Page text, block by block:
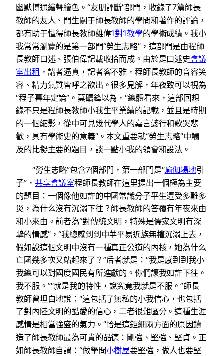
幽默博通繪聲繪色。“友朋評斷”部門，收錄了7篇師長
教師的友人、門生關于師長教師的學問和著作的評論，
都有助于懂得師長教師雄偉1對1教學的學術成績。我小
我常常瀏覽的是第一部門“勞生志略”，這部門是由程師
長教師口述、張伯偉記載收拾而成。由於是口述史會議
室出租 ，講者逼真，記者客不雅，程師長教師的音容笑
容、精力氣質皆呼之欲出。很多見解，年夜致可以視為
“程子暮年定論”。莫礪鋒以為，“總體看來，這部回想
錄不只是程師長教師小我生平業績的記載，並且是時期
的一個縮影，從中可見幾代學人的嘉言懿行和歌哭悲
歡，具有學術史的意義”。本文重要就“勞生志略”中觸
及的比擬主要的題目，談一點小我的領會和設法。
“勞生志略”包含7個部門，第一部門是“瑜伽場地引
子”， 共享會議室程師長教師在這里提出一個極為主要
的題目：一個像他如許的中國常識分子平生遭受多難多
災，為什么沒有沉溺下往？師長教師的答覆有年夜來由
和小來由。前者為“對傳統文明，特殊是儒家文明有深
摯的情感”，“我總感到到中華平易近族無權沉溺上去，
假如說這個文明中沒有一種真正公道的內核，她為什么
亡國幾多次又站起來了？”后者就是：“我是感到到我小
我總可以對國度國民有所進獻的。你們讓我如許下往。
我不服。”“就是我的特性，說究竟我就是不服。”師長
教師曾坦白地說：“這包括了無私的小我信心，也包括
了對內陸文明的酷愛的信心，二者很難區分。這種生涯
感情是相當強盛的氣力。”恰是這鉅細兩方面的原因鑄
造了師長教師最為可貴的品德：剛強、堅強、堅貞。正
如師長教師自謂：“做學問小樹屋要堅強，做人也要堅